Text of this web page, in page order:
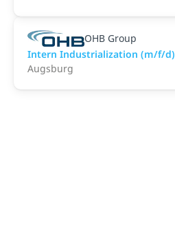
OHB Group
Intern Industrialization (m/f/d)
Augsburg